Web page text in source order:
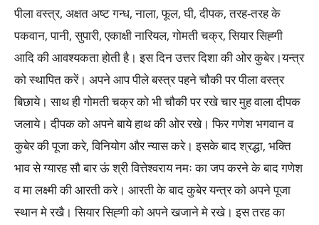
पीला वस्त्र, अक्षत अष्ट गन्ध, नाला, फूल, घी, दीपक, तरह-तरह के
पकवान, पानी, सुपारी, एकाक्षी नारियल, गोमती चक्र, सियार सिह्गी
आदि की आवश्यकता होती है। इस दिन उत्तर दिशा की ओर कुबेर।यन्त्र
को स्थापित करें। अपने आप पीले बस्त्र पहने चौकी पर पीला वस्त्र
बिछाये। साथ ही गोमती चक्र को भी चौकी पर रखे चार मुह वाला दीपक
जलाये। दीपक को अपने बाये हाथ की ओर रखे। फिर गणेश भगवान व
कुबेर की पूजा करे, विनियोग और न्यास करे। इसके बाद श्रद्धा, भक्ति
भाव से ग्यारह सौ बार ऊं श्री वित्तेश्वराय नमः का जप करने के बाद गणेश
व मा लक्ष्मी की आरती करे। आरती के बाद कुबेर यन्त्र को अपने पूजा
स्थान मे रखै। सियार सिह्गी को अपने खजाने मे रखे। इस तरह का